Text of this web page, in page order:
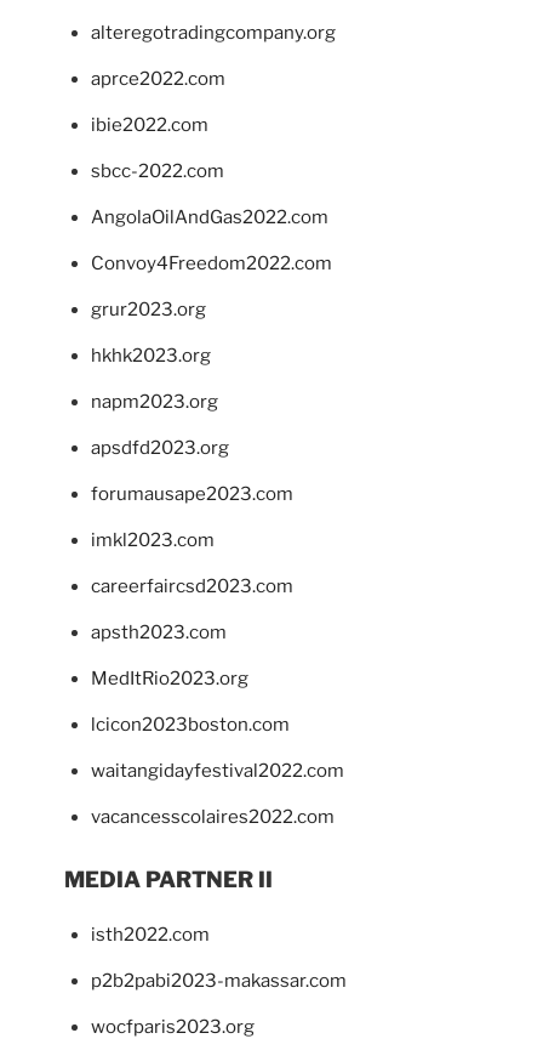
alteregotradingcompany.org
aprce2022.com
ibie2022.com
sbcc-2022.com
AngolaOilAndGas2022.com
Convoy4Freedom2022.com
grur2023.org
hkhk2023.org
napm2023.org
apsdfd2023.org
forumausape2023.com
imkl2023.com
careerfaircsd2023.com
apsth2023.com
MedItRio2023.org
lcicon2023boston.com
waitangidayfestival2022.com
vacancesscolaires2022.com
MEDIA PARTNER II
isth2022.com
p2b2pabi2023-makassar.com
wocfparis2023.org